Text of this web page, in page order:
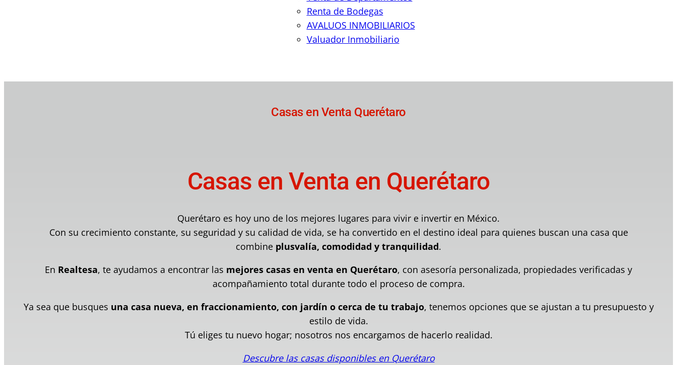
Renta de Bodegas
AVALUOS INMOBILIARIOS
Valuador Inmobiliario
Casas en Venta Querétaro
Casas en Venta en Querétaro
Querétaro es hoy uno de los mejores lugares para vivir e invertir en México.
Con su crecimiento constante, su seguridad y su calidad de vida, se ha convertido en el destino ideal para quienes buscan una casa que
combine plusvalía, comodidad y tranquilidad.
En Realtesa, te ayudamos a encontrar las mejores casas en venta en Querétaro, con asesoría personalizada, propiedades verificadas y
acompañamiento total durante todo el proceso de compra.
Ya sea que busques una casa nueva, en fraccionamiento, con jardín o cerca de tu trabajo, tenemos opciones que se ajustan a tu presupuesto y
estilo de vida.
Tú eliges tu nuevo hogar; nosotros nos encargamos de hacerlo realidad.
Descubre las casas disponibles en Querétaro